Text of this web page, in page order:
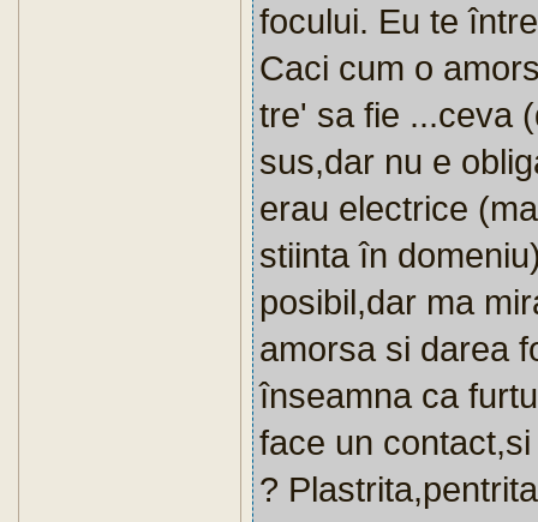
focului. Eu te
Caci cum o
tre' sa fie ...ceva
sus,dar nu e
erau electrice
stiinta în
posibil,dar ma
amorsa si darea
înseamna ca
face un
?